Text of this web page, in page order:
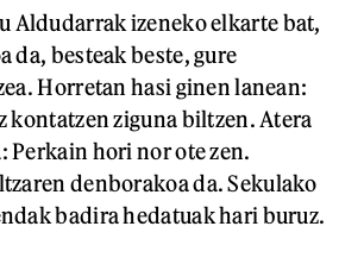
Aldudarrak izeneko elkarte bat,
da, besteak beste, gure
Horretan hasi ginen lanean:
kontatzen ziguna biltzen. Atera
Perkain hori nor ote zen.
denborakoa da. Sekulako
badira hedatuak hari buruz.